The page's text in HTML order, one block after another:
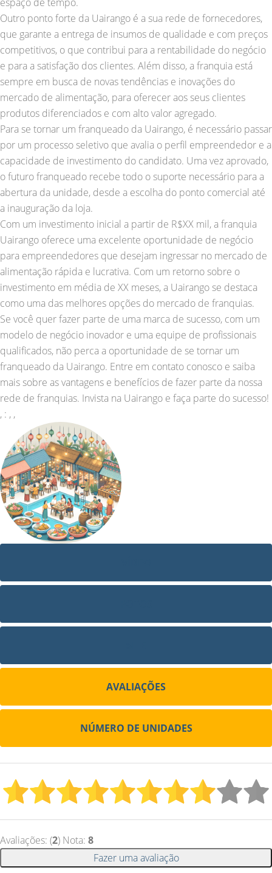
Outro ponto forte da Uairango é a sua rede de fornecedores,
que garante a entrega de insumos de qualidade e com preços
competitivos, o que contribui para a rentabilidade do negócio
e para a satisfação dos clientes. Além disso, a franquia está
sempre em busca de novas tendências e inovações do
mercado de alimentação, para oferecer aos seus clientes
produtos diferenciados e com alto valor agregado.
Para se tornar um franqueado da Uairango, é necessário passar
por um processo seletivo que avalia o perfil empreendedor e a
capacidade de investimento do candidato. Uma vez aprovado,
o futuro franqueado recebe todo o suporte necessário para a
abertura da unidade, desde a escolha do ponto comercial até
a inauguração da loja.
Com um investimento inicial a partir de R$XX mil, a franquia
Uairango oferece uma excelente oportunidade de negócio
para empreendedores que desejam ingressar no mercado de
alimentação rápida e lucrativa. Com um retorno sobre o
investimento em média de XX meses, a Uairango se destaca
como uma das melhores opções do mercado de franquias.
Se você quer fazer parte de uma marca de sucesso, com um
modelo de negócio inovador e uma equipe de profissionais
qualificados, não perca a oportunidade de se tornar um
franqueado da Uairango. Entre em contato conosco e saiba
mais sobre as vantagens e benefícios de fazer parte da nossa
rede de franquias. Invista na Uairango e faça parte do sucesso!
, : , ,
AVALIAÇÕES
NÚMERO DE UNIDADES
Avaliações: (2) Nota: 8
Fazer uma avaliação